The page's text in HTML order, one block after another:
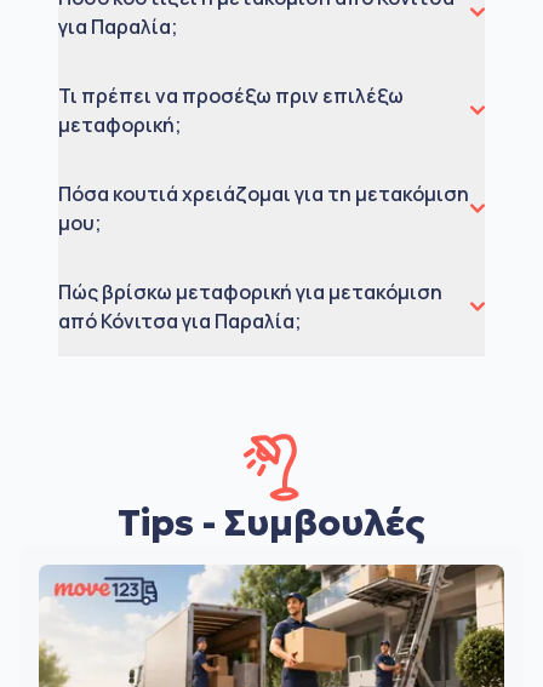
για Παραλία;
Τι πρέπει να προσέξω πριν επιλέξω
μεταφορική;
Πόσα κουτιά χρειάζομαι για τη μετακόμιση
μου;
Πώς βρίσκω μεταφορική για μετακόμιση
από Κόνιτσα για Παραλία;
Tips - Συμβουλές